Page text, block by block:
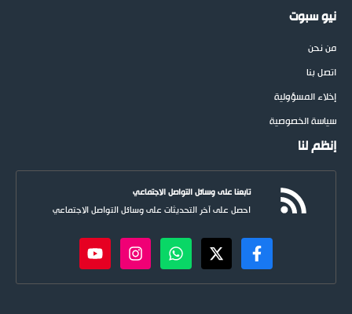
نيو سبوت
من نحن
اتصل بنا
إخلاء المسؤولية
سياسة الخصوصية
إنظم لنا
تابعنا على وسائل التواصل الاجتماعي
احصل على آخر التحديثات على وسائل التواصل الاجتماعي